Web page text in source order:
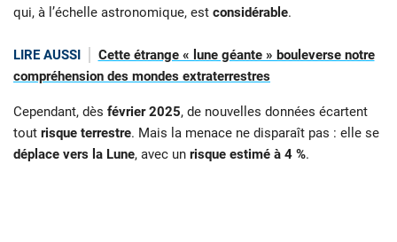
qui, à l’échelle astronomique, est considérable.
LIRE AUSSI
Cette étrange « lune géante » bouleverse notre
compréhension des mondes extraterrestres
Cependant, dès février 2025, de nouvelles données écartent
tout risque terrestre. Mais la menace ne disparaît pas : elle se
déplace vers la Lune, avec un risque estimé à 4 %.